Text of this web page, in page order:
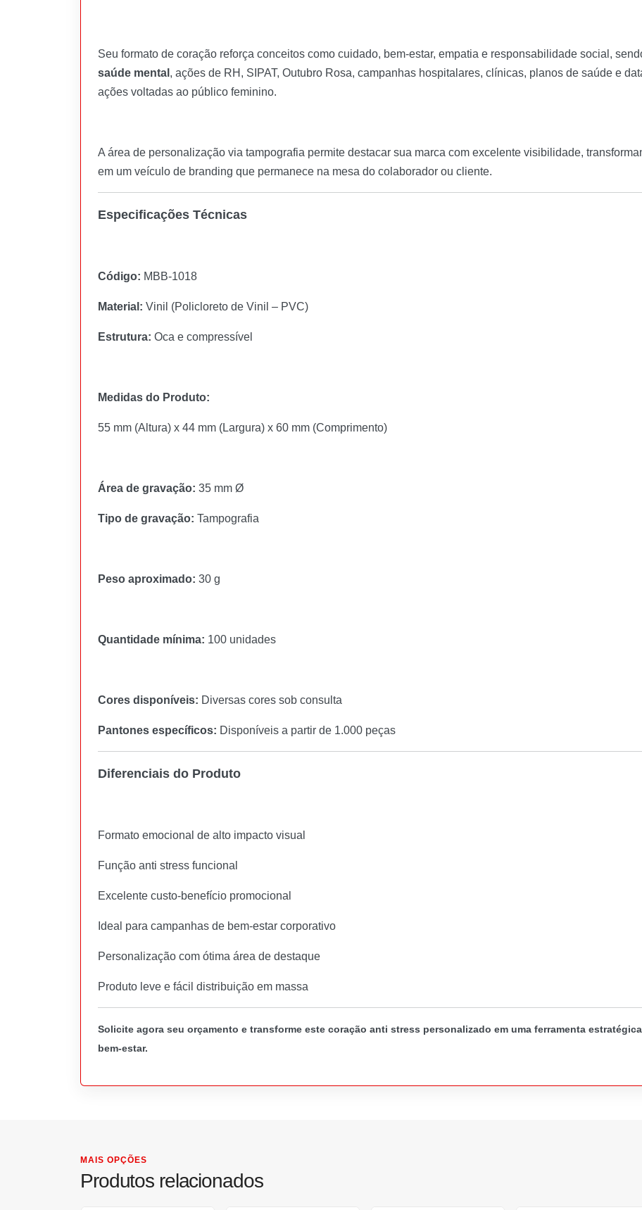
Seu formato de coração reforça conceitos como cuidado, bem-estar, empatia e responsabilidade social,
saúde mental , ações de RH, SIPAT, Outubro Rosa, campanhas hospitalares, clínicas, planos de saúde e
ações voltadas ao público feminino.
A área de personalização via tampografia permite destacar sua marca com excelente visibilidade,
em um veículo de branding que permanece na mesa do colaborador ou cliente.
Especificações Técnicas
Código: MBB-1018
Material: Vinil (Policloreto de Vinil – PVC)
Estrutura: Oca e compressível
Medidas do Produto:
55 mm (Altura) x 44 mm (Largura) x 60 mm (Comprimento)
Área de gravação: 35 mm Ø
Tipo de gravação: Tampografia
Peso aproximado: 30 g
Quantidade mínima: 100 unidades
Cores disponíveis: Diversas cores sob consulta
Pantones específicos: Disponíveis a partir de 1.000 peças
Diferenciais do Produto
Formato emocional de alto impacto visual
Função anti stress funcional
Excelente custo-benefício promocional
Ideal para campanhas de bem-estar corporativo
Personalização com ótima área de destaque
Produto leve e fácil distribuição em massa
Solicite agora seu orçamento e transforme este coração anti stress personalizado em uma ferramenta
bem-estar.
MAIS OPÇÕES
Produtos relacionados